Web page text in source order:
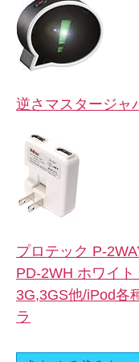
逆さマスタージャ
プロテック P-
PD-2WH ホワイ
3G,3GS他/iPod各
ラ